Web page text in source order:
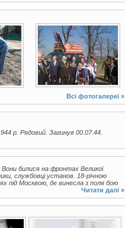
12 фото
Всі фотогалереї »
р. Рядовий. Загинув 00.07.44.
Вони билися на фронтах Великої
службовці установ. 18-річною
під Москвою, де винесла з поля бою
Читати далі »